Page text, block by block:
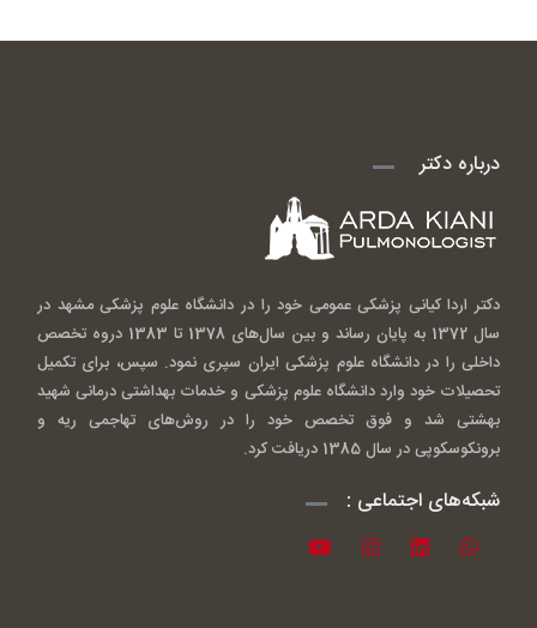
درباره دکتر
دکتر اردا کیانی پزشکی عمومی خود را در دانشگاه علوم پزشکی مشهد در
سال 1372 به پایان رساند و بین سال‌های 1378 تا 1383 دروه تخصص
داخلی را در دانشگاه علوم پزشکی ایران سپری نمود. سپس، برای تکمیل
تحصیلات خود وارد دانشگاه علوم پزشکی و خدمات بهداشتی درمانی شهید
بهشتی شد و فوق تخصص خود را در روش‌های تهاجمی ریه و
برونکوسکوپی در سال 1385 دریافت کرد.
شبکه‌های اجتماعی :